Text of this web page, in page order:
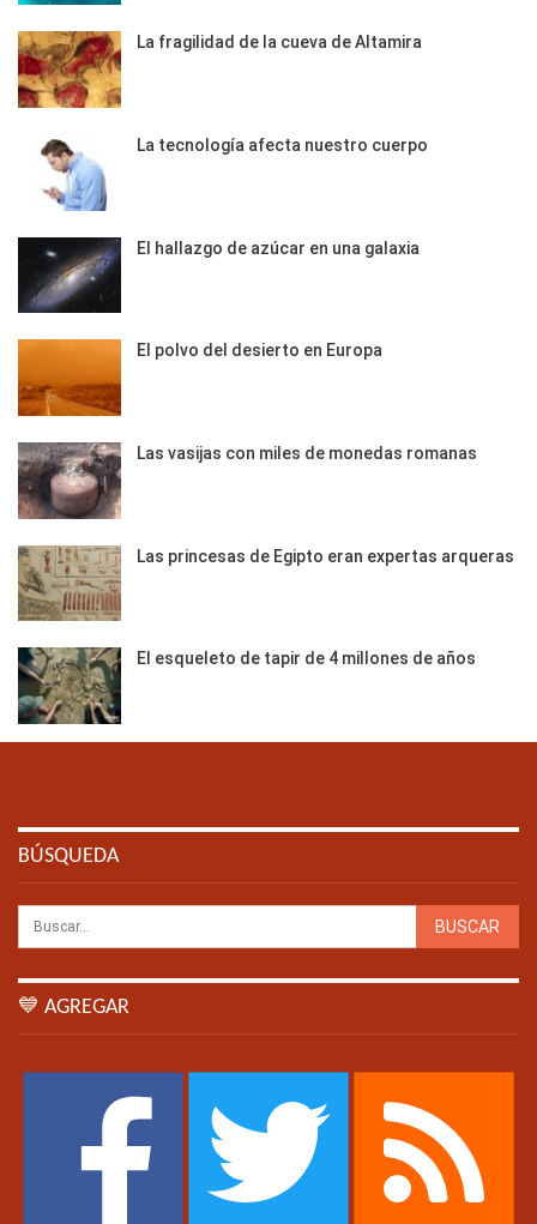
La fragilidad de la cueva de Altamira
La tecnología afecta nuestro cuerpo
El hallazgo de azúcar en una galaxia
El polvo del desierto en Europa
Las vasijas con miles de monedas romanas
Las princesas de Egipto eran expertas arqueras
El esqueleto de tapir de 4 millones de años
BÚSQUEDA
💙 AGREGAR